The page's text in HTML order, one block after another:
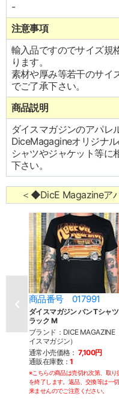
-
注意事項
輸入品ですのでサイズ規
ります。
素材や厚み等若干のサイ
でご了承下さい。
商品説明
ダイスマガジンのアパレ
DiceMagagineオリジナ
シャツやジャケット等に
下さい。
＜◆DicE Magazineア
商品番号 017991
ダイスマガジン バン Tシャ
ラック M
ブランド：DICE MAGAZINE
イスマガジン）
通常小売価格： 7,100円
通販在庫数：1
※こちらの商品は売切れ次第、取り
を終了します。返品、交換等は一
来ませんのでご注意ください。